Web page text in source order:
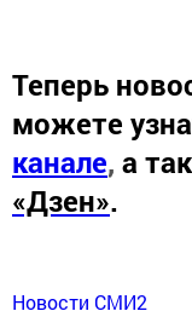
Теперь
можете
канале, а
«Дзен».
Новости СМИ2